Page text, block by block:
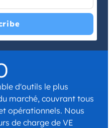
Privacy PolicyandTerms and
d'outils le plus
marché, couvrant tous
opérationnels. Nous
de charge de VE